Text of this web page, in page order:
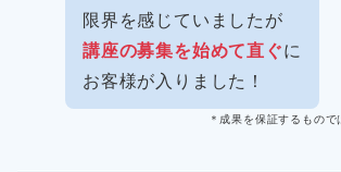
限界を感じていましたが
講座の募集を始めて直ぐに
お客様が入りました！
＊成果を保証するものではあり